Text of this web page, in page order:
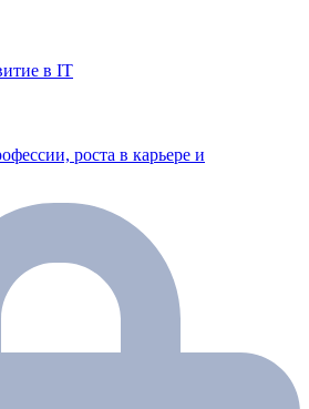
в IT
роста в карьере и